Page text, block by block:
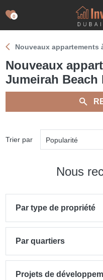
0
Nouveaux appartements
Nouveaux
Jumeirah Beach
Trier par Popularité
Nous
Par type de propriété
Par quartiers
Projets de